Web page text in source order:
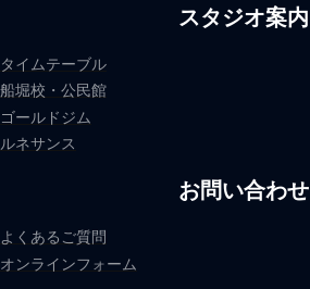
スタジオ案内
タイムテーブル
船堀校・公民館
ゴールドジム
ルネサンス
お問い合わせ
よくあるご質問
オンラインフォーム